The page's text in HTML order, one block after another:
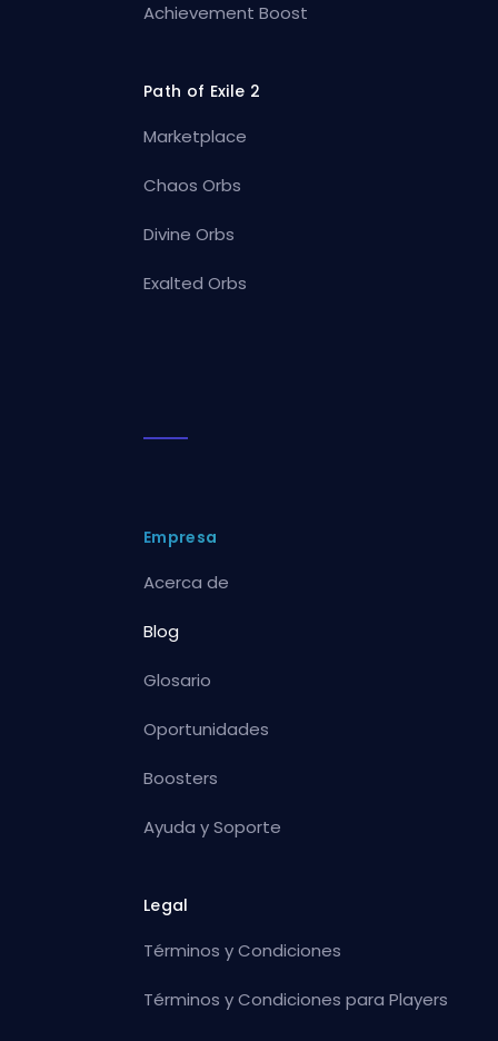
Achievement Boost
Path of Exile 2
Marketplace
Chaos Orbs
Divine Orbs
Exalted Orbs
Empresa
Acerca de
Blog
Glosario
Oportunidades
Boosters
Ayuda y Soporte
Legal
Términos y Condiciones
Términos y Condiciones para Players